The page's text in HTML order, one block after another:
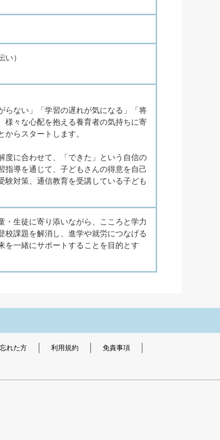
い）
らない」「学習の遅れが気になる」「将
様々な心配を抱える養育者の気持ちに寄
らスタートします。
度に合わせて、「できた」という自信の
指導を通じて、子どもさんの得意を自己
験対策、通信教育を受講している子ども
・生徒に寄り添いながら、こころと学力
校課題を解消し、進学や就労につなげる
を一緒にサポートすることを目的とす
れた方 利用規約 免責事項